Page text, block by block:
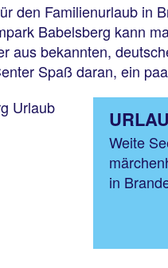
den Familienurlaub in
Babelsberg kann
aus bekannten,
Spaß daran, ein
Weite
in